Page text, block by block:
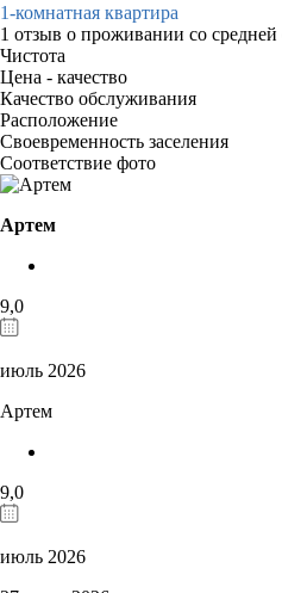
1-комнатная квартира
1 отзыв о проживании со средней
Чистота
Цена - качество
Качество обслуживания
Расположение
Своевременность заселения
Соответствие фото
Артем
9,0
июль 2026
Артем
9,0
июль 2026